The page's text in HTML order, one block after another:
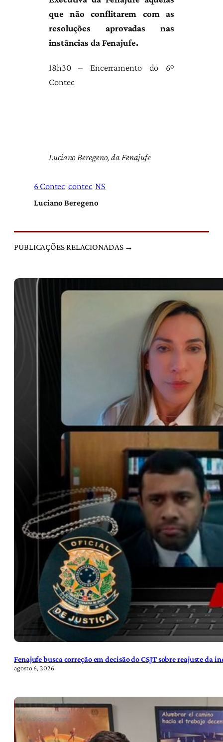
que não conflitarem com as
resoluções aprovadas nas
instâncias da Fenajufe.
18h30 – Encerramento do 6º
Contec
Luciano Beregeno, da Fenajufe
6 Contec contec NS
Luciano Beregeno
PUBLICAÇÕES RELACIONADAS →
Fenajufe busca correção em decisão do CSJT sobre reajuste da
agosto 6, 2026